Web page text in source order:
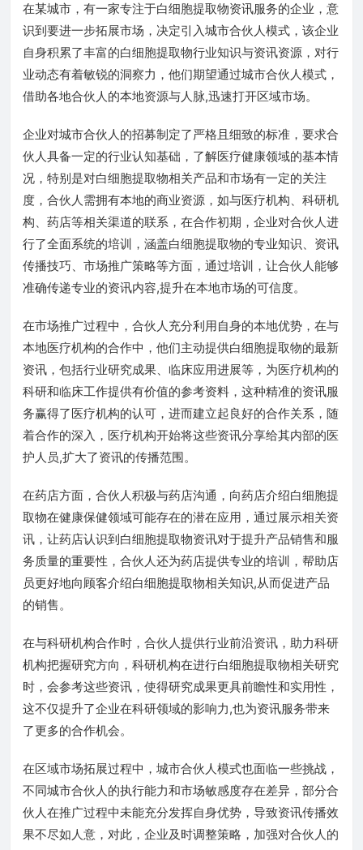
在某城市，有一家专注于白细胞提取物资讯服务的企业，意
识到要进一步拓展市场，决定引入城市合伙人模式，该企业
自身积累了丰富的白细胞提取物行业知识与资讯资源，对行
业动态有着敏锐的洞察力，他们期望通过城市合伙人模式，
借助各地合伙人的本地资源与人脉,迅速打开区域市场。
企业对城市合伙人的招募制定了严格且细致的标准，要求合
伙人具备一定的行业认知基础，了解医疗健康领域的基本情
况，特别是对白细胞提取物相关产品和市场有一定的关注
度，合伙人需拥有本地的商业资源，如与医疗机构、科研机
构、药店等相关渠道的联系，在合作初期，企业对合伙人进
行了全面系统的培训，涵盖白细胞提取物的专业知识、资讯
传播技巧、市场推广策略等方面，通过培训，让合伙人能够
准确传递专业的资讯内容,提升在本地市场的可信度。
在市场推广过程中，合伙人充分利用自身的本地优势，在与
本地医疗机构的合作中，他们主动提供白细胞提取物的最新
资讯，包括行业研究成果、临床应用进展等，为医疗机构的
科研和临床工作提供有价值的参考资料，这种精准的资讯服
务赢得了医疗机构的认可，进而建立起良好的合作关系，随
着合作的深入，医疗机构开始将这些资讯分享给其内部的医
护人员,扩大了资讯的传播范围。
在药店方面，合伙人积极与药店沟通，向药店介绍白细胞提
取物在健康保健领域可能存在的潜在应用，通过展示相关资
讯，让药店认识到白细胞提取物资讯对于提升产品销售和服
务质量的重要性，合伙人还为药店提供专业的培训，帮助店
员更好地向顾客介绍白细胞提取物相关知识,从而促进产品
的销售。
在与科研机构合作时，合伙人提供行业前沿资讯，助力科研
机构把握研究方向，科研机构在进行白细胞提取物相关研究
时，会参考这些资讯，使得研究成果更具前瞻性和实用性，
这不仅提升了企业在科研领域的影响力,也为资讯服务带来
了更多的合作机会。
在区域市场拓展过程中，城市合伙人模式也面临一些挑战，
不同城市合伙人的执行能力和市场敏感度存在差异，部分合
伙人在推广过程中未能充分发挥自身优势，导致资讯传播效
果不尽如人意，对此，企业及时调整策略，加强对合伙人的